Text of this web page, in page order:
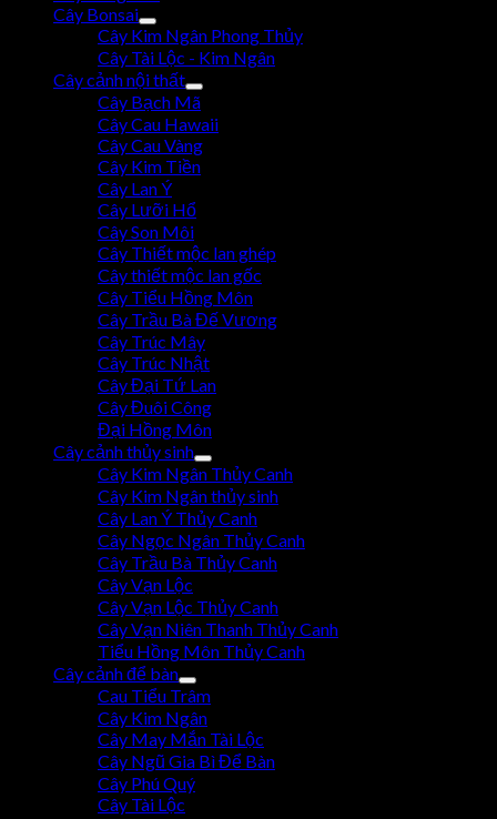
Cây Bonsai
Cây Kim Ngân Phong Thủy
Cây Tài Lộc - Kim Ngân
Cây cảnh nội thất
Cây Bạch Mã
Cây Cau Hawaii
Cây Cau Vàng
Cây Kim Tiền
Cây Lan Ý
Cây Lưỡi Hổ
Cây Son Môi
Cây Thiết mộc lan ghép
Cây thiết mộc lan gốc
Cây Tiểu Hồng Môn
Cây Trầu Bà Đế Vương
Cây Trúc Mây
Cây Trúc Nhật
Cây Đại Tứ Lan
Cây Đuôi Công
Đại Hồng Môn
Cây cảnh thủy sinh
Cây Kim Ngân Thủy Canh
Cây Kim Ngân thủy sinh
Cây Lan Ý Thủy Canh
Cây Ngọc Ngân Thủy Canh
Cây Trầu Bà Thủy Canh
Cây Vạn Lộc
Cây Vạn Lộc Thủy Canh
Cây Vạn Niên Thanh Thủy Canh
Tiểu Hồng Môn Thủy Canh
Cây cảnh để bàn
Cau Tiểu Trâm
Cây Kim Ngân
Cây May Mắn Tài Lộc
Cây Ngũ Gia Bì Để Bàn
Cây Phú Quý
Cây Tài Lộc